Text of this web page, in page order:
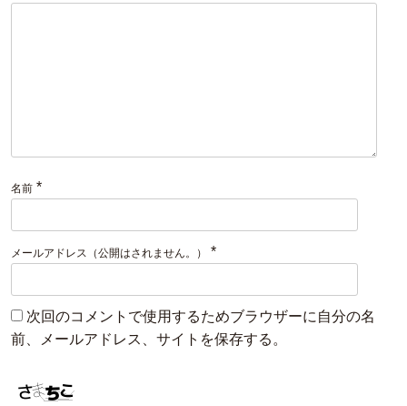
名前 *
メールアドレス（公開はされません。） *
次回のコメントで使用するためブラウザーに自分の名
前、メールアドレス、サイトを保存する。